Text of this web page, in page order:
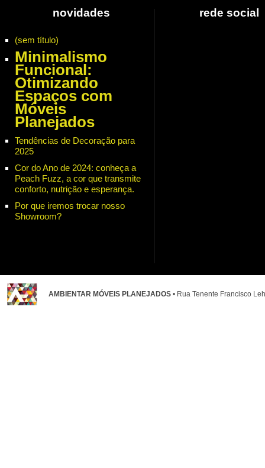
novidades
(sem título)
Minimalismo
Funcional:
Otimizando
Espaços com
Móveis
Planejados
Tendências de Decoração para
2025
Cor do Ano de 2024: conheça a
Peach Fuzz, a cor que transmite
conforto, nutrição e esperança.
Por que iremos trocar nosso
Showroom?
rede social
AMBIENTAR MÓVEIS PLANEJADOS • Rua Tenente Francisco